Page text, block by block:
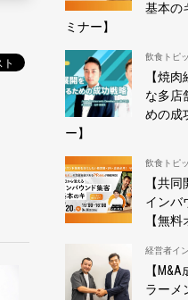
基本の
ミナー】
飲食トピ
【焼
な多店
めの成
ー】
飲食トピ
【共
インバ
【無
経営者イ
【
ラーメ